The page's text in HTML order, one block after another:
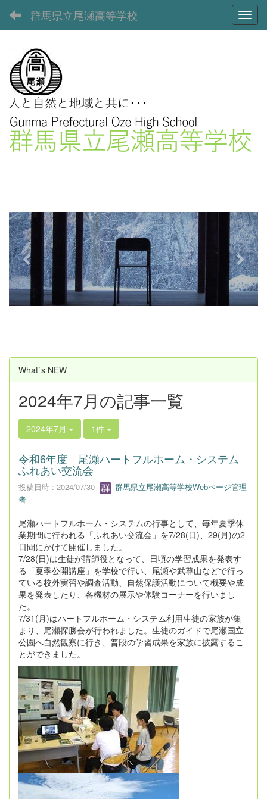
群馬県立尾瀬高等学校
e
v
i
o
u
s
x
t
What`s NEW
2024年7月の記事一覧
2024年7月 1件
令和6年度 尾瀬ハートフルホーム・システム
ふれあい交流会
投稿日時 : 2024/07/30
群馬県立尾瀬高等学校Webページ管理
者
尾瀬ハートフルホーム・システムの行事として、毎年夏季休
業期間に行われる「ふれあい交流会」を7/28(日)、29(月)の2
日間にかけて開催しました。
7/28(日)は生徒が講師役となって、日頃の学習成果を発表す
る「夏季公開講座」を学校で行い、尾瀬や武尊山などで行っ
ている校外実習や調査活動、自然保護活動について概要や成
果を発表したり、各機材の展示や体験コーナーを行いまし
た。
7/31(月)はハートフルホーム・システム利用生徒の家族が集
まり、尾瀬探勝会が行われました。生徒のガイドで尾瀬国立
公園へ自然観察に行き、普段の学習成果を家族に披露するこ
とができました。